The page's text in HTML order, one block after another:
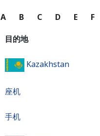
A B C D E F
目的地
Kazakhstan
座机
手机